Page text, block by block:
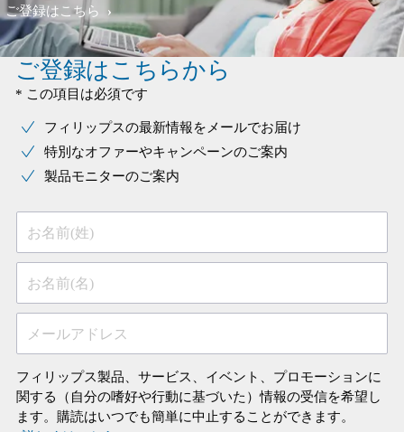
ご登録はこちら
ご登録はこちらから
* この項目は必須です
フィリップスの最新情報をメールでお届け
特別なオファーやキャンペーンのご案内
製品モニターのご案内
お名前(姓)
お名前(名)
メールアドレス
フィリップス製品、サービス、イベント、プロモーションに
関する（自分の嗜好や行動に基づいた）情報の受信を希望し
ます。購読はいつでも簡単に中止することができます。